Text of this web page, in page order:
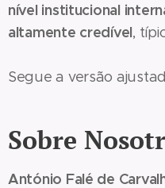
nível institucional
altamente credível,
Segue a versão
Sobre
António Falé de